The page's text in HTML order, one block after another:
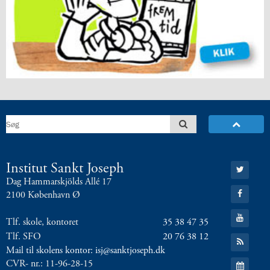
International
10.
klasse
5.3:
International
profil
6.0:
ISJ
Musikskole
6.2:
Musikskolens
6.3:
Tilmeldingprocedure
til
musikskolen
6.4:
Generelle
informationer
&
7.0:
Kontakt
Institut Sankt Joseph
Dag Hammarskjölds Allé 17
2100 København Ø
Tlf. skole, kontoret
35 38 47 35
Tlf. SFO
20 76 38 12
Mail til skolens kontor: isj@sanktjoseph.dk
CVR- nr.: 11-96-28-15
Gå
til:
Twitter
Gå
til:
Facebook
Gå
til:
YouTube
Gå
til:
RSS
feed
Gå